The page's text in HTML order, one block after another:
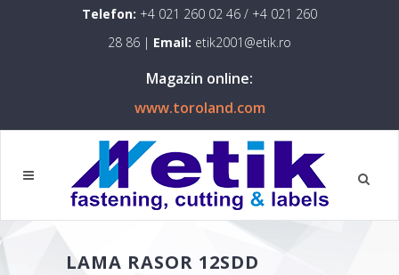
Telefon: +4 021 260 02 46 / +4 021 260
28 86 | Email: etik2001@etik.ro
Magazin online:
www.toroland.com
LAMA RASOR 12SDD